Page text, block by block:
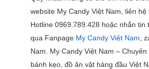
website My Candy Việt Nam, liên
Hotline 0969.789.428 hoặc nhắn tin
qua Fanpage My Candy Việt Nam ,
Nam. My Candy Việt Nam –
bánh kẹo, đồ ăn vặt hàng đầu Việt